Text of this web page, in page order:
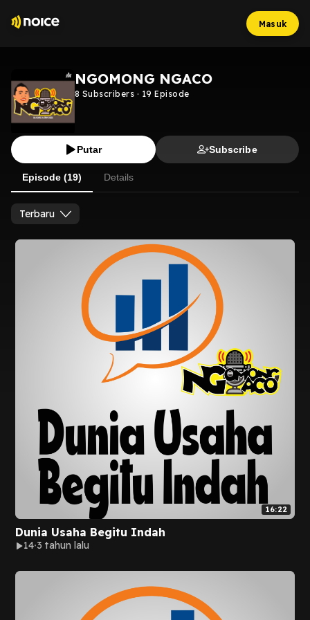
Masuk
NGOMONG NGACO
8 Subscribers · 19 Episode
Putar Subscribe
Episode (19) Details
Terbaru
16:22
Dunia Usaha Begitu Indah
14 3 tahun lalu